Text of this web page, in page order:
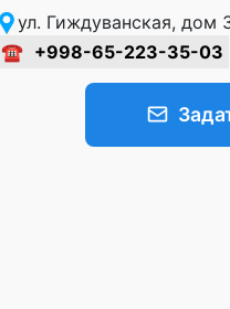
ул. Гиждуванская, дом
☎ +998-65-223-35-03